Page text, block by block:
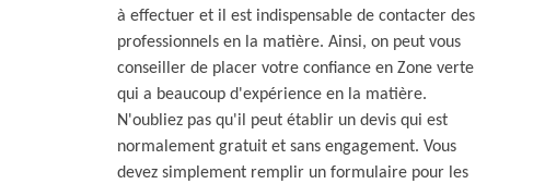
à effectuer et il est indispensable de contacter des
professionnels en la matière. Ainsi, on peut vous
conseiller de placer votre confiance en Zone verte
qui a beaucoup d'expérience en la matière.
N'oubliez pas qu'il peut établir un devis qui est
normalement gratuit et sans engagement. Vous
devez simplement remplir un formulaire pour les